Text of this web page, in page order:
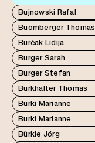
Bujnowski Rafal
Buomberger Thomas
Burčak Lidija
Burger Sarah
Burger Stefan
Burkhalter Thomas
Burki Marianne
Burki Marianne
Bürkle Jörg